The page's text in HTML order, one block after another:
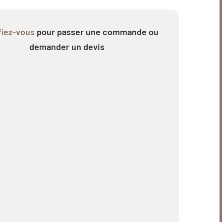
vous pour passer une commande ou
demander un devis